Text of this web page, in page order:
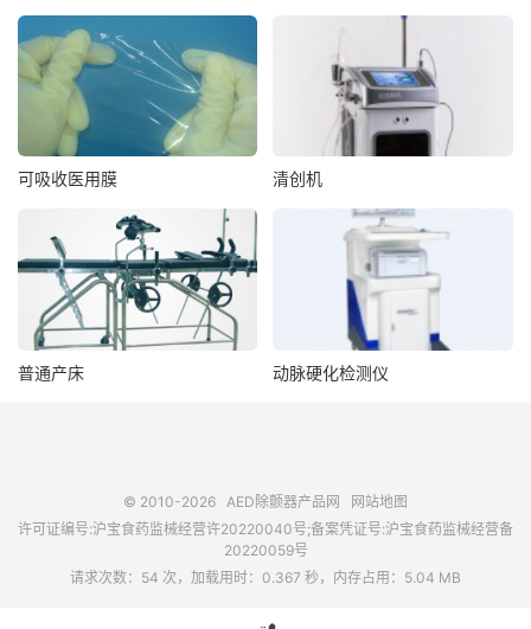
可吸收医用膜 清创机
普通产床 动脉硬化检测仪
© 2010-2026 AED除颤器产品网
网站地图
许可证编号:沪宝食药监械经营许20220040号;备案凭证号:沪宝食药监械经营备
20220059号
请求次数：54 次，加载用时：0.367 秒，内存占用：5.04 MB